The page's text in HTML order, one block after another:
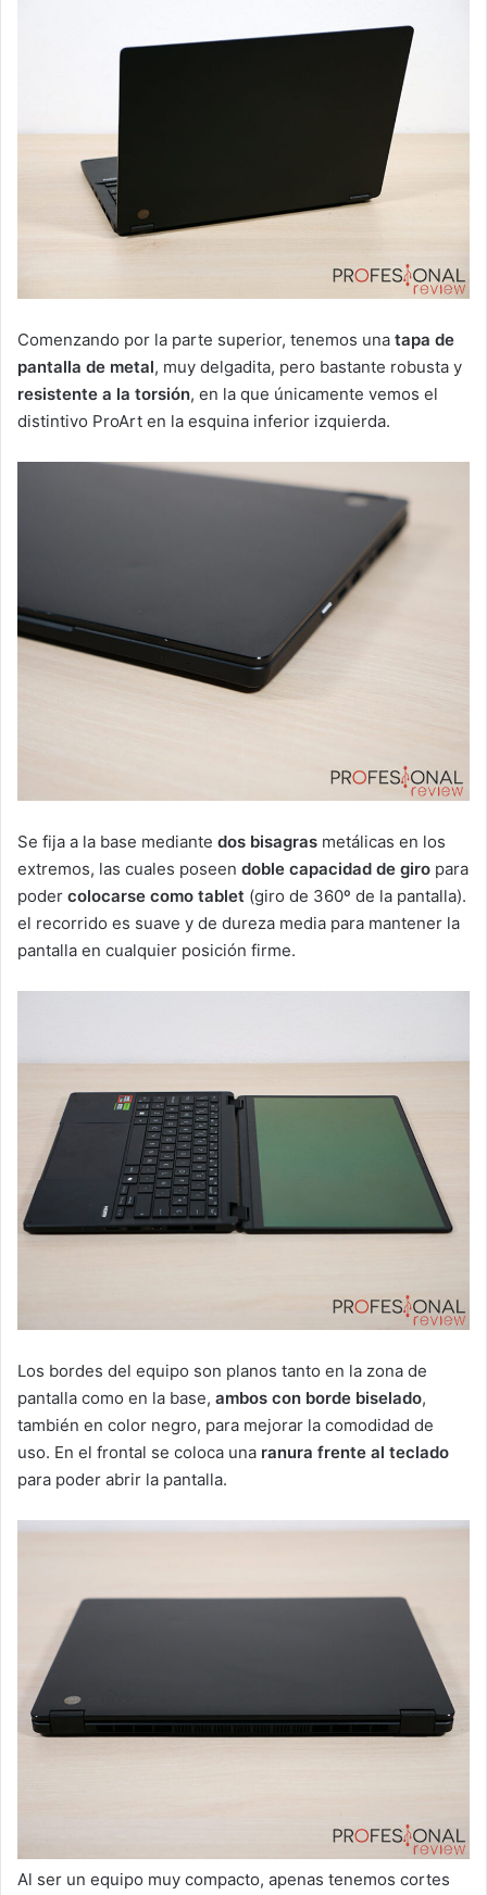
Comenzando por la parte superior, tenemos una tapa de
pantalla de metal, muy delgadita, pero bastante robusta y
resistente a la torsión, en la que únicamente vemos el
distintivo ProArt en la esquina inferior izquierda.
Se fija a la base mediante dos bisagras metálicas en los
extremos, las cuales poseen doble capacidad de giro para
poder colocarse como tablet (giro de 360º de la pantalla).
el recorrido es suave y de dureza media para mantener la
pantalla en cualquier posición firme.
Los bordes del equipo son planos tanto en la zona de
pantalla como en la base, ambos con borde biselado,
también en color negro, para mejorar la comodidad de
uso. En el frontal se coloca una ranura frente al teclado
para poder abrir la pantalla.
Al ser un equipo muy compacto, apenas tenemos cortes